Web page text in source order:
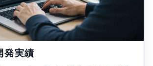
発実績